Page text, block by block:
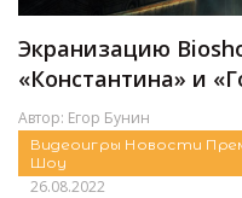
Экранизацию
«Константина» и
Автор: Егор Бунин
Видеоигры Новости
Шоу
26.08.2022